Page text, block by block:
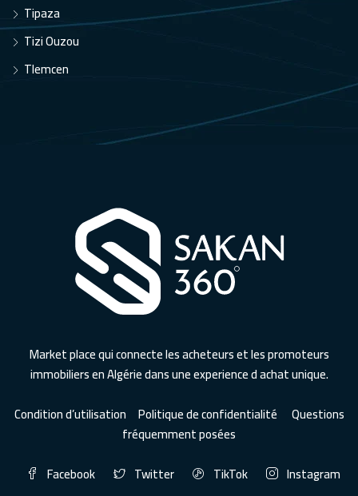
Tipaza
Tizi Ouzou
Tlemcen
Market place qui connecte les acheteurs et les promoteurs
immobiliers en Algérie dans une experience d achat unique.
Condition d’utilisation Politique de confidentialité
Questions
fréquemment posées
Facebook
Twitter TikTok
Instagram